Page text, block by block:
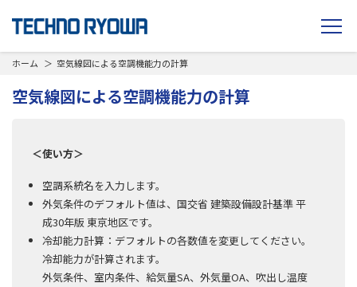
ホーム 空気線図による空調機能力の計算
空気線図による空調機能力の計算
＜使い方＞
空調系統名を入力します。
外気条件のデフォルト値は、国交省 建築設備設計基準 平
成30年版 東京地区です。
冷却能力計算：デフォルトの各数値を変更してください。
冷却能力が計算されます。
外気条件、室内条件、給気量SA、外気量OA、吹出し温度